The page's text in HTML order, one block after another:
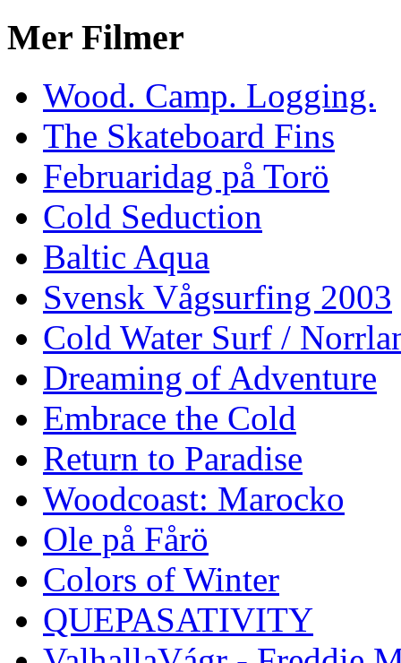
Mer Filmer
Wood. Camp. Logging.
The Skateboard Fins
Februaridag på Torö
Cold Seduction
Baltic Aqua
Svensk Vågsurfing 2003
Cold Water Surf /
Dreaming of Adventure
Embrace the Cold
Return to Paradise
Woodcoast: Marocko
Ole på Fårö
Colors of Winter
QUEPASATIVITY